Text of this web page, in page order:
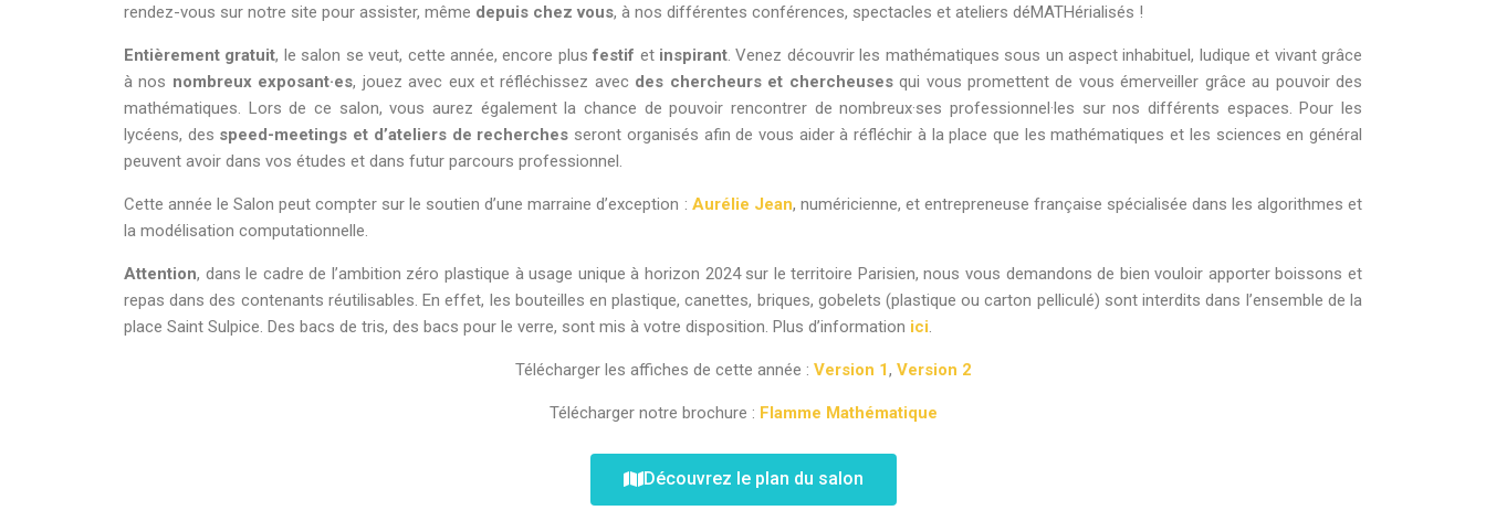
rendez-vous sur notre site pour assister, même depuis chez vous, à nos différentes conférences, spectacles et ateliers déMATHérialisés !
Entièrement gratuit, le salon se veut, cette année,encore plusfestif etinspirant . Venez découvrir les mathématiques sous un aspect inhabituel, ludique et vivant grâce
à nos nombreux exposant·es, jouez avec eux et réfléchissez avec des chercheurs et chercheusesqui vous promettent de vous émerveiller grâce au pouvoir des
mathématiques. Lors de ce salon, vous aurez également la chance de pouvoir rencontrer de nombreux·ses professionnel·les sur nos différents espaces. Pour les
lycéens, des speed-meetings et d’ateliers de recherches seront organisés afin de vous aider à réfléchir à la place que les mathématiques et les sciences en général
peuvent avoir dans vos études et dans futur parcours professionnel.
Cette année le Salon peut compter sur le soutien d’une marraine d’exception : Aurélie Jean, numéricienne, et entrepreneuse française spécialisée dans les algorithmes et
la modélisation computationnelle.
Attention, dans le cadre de l’ambition zéro plastique à usage unique à horizon 2024 sur le territoire Parisien, nous vous demandons de bien vouloir apporter boissons et
repas dans des contenants réutilisables. En effet, les bouteilles en plastique, canettes, briques, gobelets (plastique ou carton pelliculé) sont interdits dans l’ensemble de la
place Saint Sulpice. Des bacs de tris, des bacs pour le verre, sont mis à votre disposition. Plus d’information ici
Télécharger les affiches de cette année : Version 1, Version 2
Télécharger notre brochure : Flamme Mathématique
Découvrez le plan du salon